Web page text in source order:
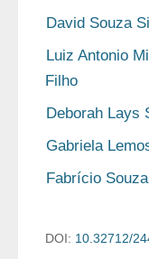
David Souza
Luiz Antonio
Filho
Deborah Lays
Gabriela
Fabrício
DOI: 10.32712/